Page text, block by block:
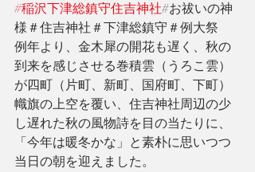
#稲沢下津総鎮守住吉神社#お祓いの神
様＃住吉神社＃下津総鎮守＃例大祭
例年より、金木犀の開花も遅く、秋の
到来を感じさせる巻積雲（うろこ雲）
が四町（片町、新町、国府町、下町）
幟旗の上空を覆い、住吉神社周辺の少
し遅れた秋の風物詩を目の当たりに、
「今年は暖冬かな」と素朴に思いつつ
当日の朝を迎えました。